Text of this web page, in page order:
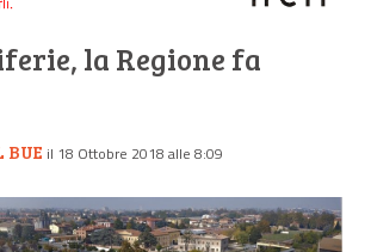
la Regione fa
BUE il 18 Ottobre 2018 alle 8:09